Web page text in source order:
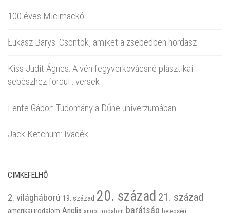
100 éves Micimackó
Łukasz Barys: Csontok, amiket a zsebedben hordasz
Kiss Judit Ágnes: A vén fegyverkovácsné plasztikai
sebészhez fordul : versek
Lente Gábor: Tudomány a Dűne univerzumában
Jack Ketchum: Ivadék
CIMKEFELHŐ
2. világháború 19. század 20. század 21. század
amerikai irodalom Anglia angol irodalom barátság betegség